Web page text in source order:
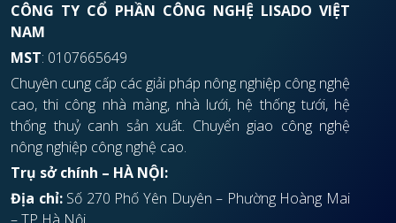
CÔNG TY CỔ PHẦN CÔNG NGHỆ LISADO VIỆT
NAM
MST: 0107665649
Chuyên cung cấp các giải pháp nông nghiệp công nghệ
cao, thi công nhà màng, nhà lưới, hệ thống tưới, hệ
thống thuỷ canh sản xuất. Chuyển giao công nghệ
nông nghiệp công nghệ cao.
Trụ sở chính – HÀ NỘI:
Địa chỉ:Số 270 Phố Yên Duyên – Phường Hoàng Mai